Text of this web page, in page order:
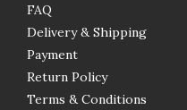
FAQ
Delivery & Shipping
Payment
Return Policy
Terms & Conditions